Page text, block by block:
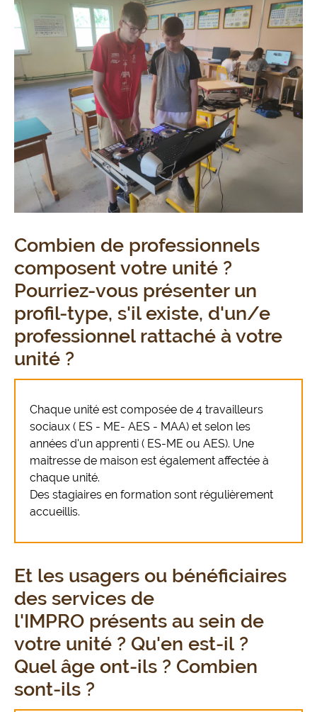
Combien de professionnels
composent votre unité ?
Pourriez-vous présenter un
profil-type, s'il existe, d'un/e
professionnel rattaché à votre
unité ?
Chaque unité est composée de 4 travailleurs
sociaux ( ES - ME- AES - MAA) et selon les
années d'un apprenti ( ES-ME ou AES). Une
maitresse de maison est également affectée à
chaque unité.
Des stagiaires en formation sont régulièrement
accueillis.
Et les usagers ou bénéficiaires
des services de
l'IMPRO présents au sein de
votre unité ? Qu'en est-il ?
Quel âge ont-ils ? Combien
sont-ils ?